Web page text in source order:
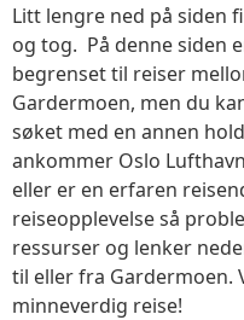
Litt lengre ned på siden
og tog. På denne siden
begrenset til reiser
Gardermoen, men du
søket med en annen
ankommer Oslo
eller er en erfaren
reiseopplevelse så
ressurser og lenker
til eller fra Gardermoen.
minneverdig reise!